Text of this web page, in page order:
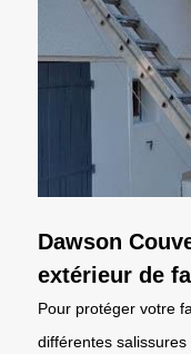
Dawson
extérieur de
Pour protéger votre
différentes